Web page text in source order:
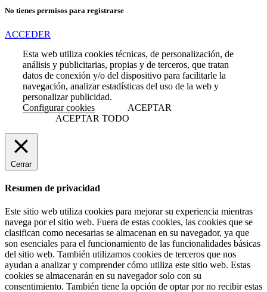
No tienes permisos para registrarse
ACCEDER
Esta web utiliza cookies técnicas, de personalización, de
análisis y publicitarias, propias y de terceros, que tratan
datos de conexión y/o del dispositivo para facilitarle la
navegación, analizar estadísticas del uso de la web y
personalizar publicidad.
Configurar cookies
ACEPTAR
ACEPTAR TODO
Cerrar
Resumen de privacidad
Este sitio web utiliza cookies para mejorar su experiencia mientras
navega por el sitio web. Fuera de estas cookies, las cookies que se
clasifican como necesarias se almacenan en su navegador, ya que
son esenciales para el funcionamiento de las funcionalidades básicas
del sitio web. También utilizamos cookies de terceros que nos
ayudan a analizar y comprender cómo utiliza este sitio web. Estas
cookies se almacenarán en su navegador solo con su
consentimiento. También tiene la opción de optar por no recibir estas